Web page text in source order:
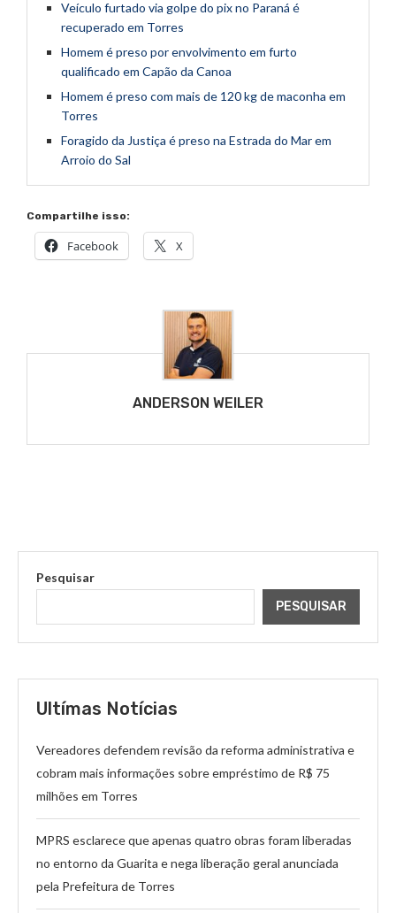
Veículo furtado via golpe do pix no Paraná é
recuperado em Torres
Homem é preso por envolvimento em furto
qualificado em Capão da Canoa
Homem é preso com mais de 120 kg de maconha em
Torres
Foragido da Justiça é preso na Estrada do Mar em
Arroio do Sal
Compartilhe isso:
Facebook X
ANDERSON WEILER
Pesquisar
PESQUISAR
Ultímas Notícias
Vereadores defendem revisão da reforma administrativa e
cobram mais informações sobre empréstimo de R$ 75
milhões em Torres
MPRS esclarece que apenas quatro obras foram liberadas
no entorno da Guarita e nega liberação geral anunciada
pela Prefeitura de Torres